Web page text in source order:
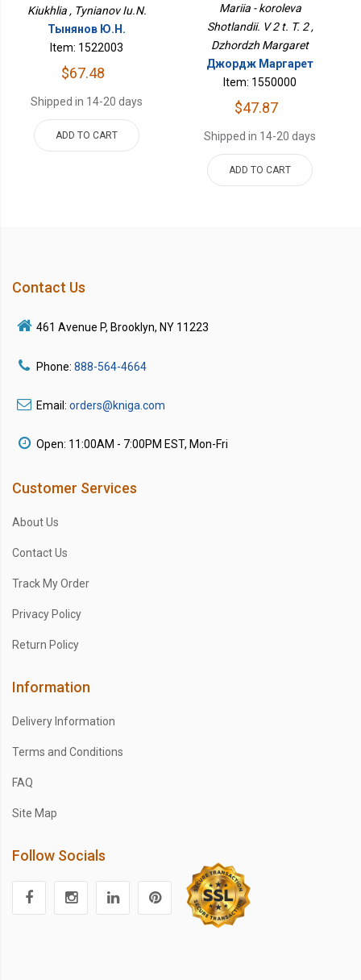
Kiukhlia , Tynianov Iu.N.
Тынянов Ю.Н.
Item: 1522003
$67.48
Shipped in 14-20 days
ADD TO CART
Mariia - koroleva
Shotlandii. V 2 t. T. 2 ,
Dzhordzh Margaret
Джордж Маргарет
Item: 1550000
$47.87
Shipped in 14-20 days
ADD TO CART
Contact Us
461 Avenue P, Brooklyn, NY 11223
Phone: 888-564-4664
Email: orders@kniga.com
Open: 11:00AM - 7:00PM EST, Mon-Fri
Customer Services
About Us
Contact Us
Track My Order
Privacy Policy
Return Policy
Information
Delivery Information
Terms and Conditions
FAQ
Site Map
Follow Socials